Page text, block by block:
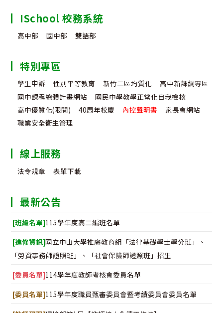
ISchool 校務系統
高中部 國中部 雙語部
特別專區
學生申訴 性別平等教育 新竹二區均質化
高中新課綱專區
國中課程總體計畫網站
國民中學教學正常化自我檢核
高中優質化(限閱)
40周年校慶 內控聲明書
家長會網站
職業安全衛生管理
線上服務
法令規章 表單下載
最新公告
[班級名單]115學年度高二編班名單
[進修資訊]國立中山大學推廣教育組「法律基礎學士學分班」、
「勞資事務師證照班」、「社會保險師證照班」招生
[委員名單]114學年度教師考核會委員名單
[委員名單]115學年度職員甄審委員會暨考績委員會委員名單